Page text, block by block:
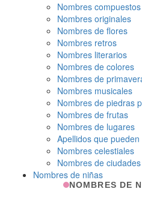
Nombres compuestos
Nombres originales
Nombres de flores
Nombres retros
Nombres literarios
Nombres de colores
Nombres de
Nombres musicales
Nombres de piedras
Nombres de frutas
Nombres de lugares
Apellidos que
Nombres celestiales
Nombres de ciudades
Nombres de niñas
NOMBRES DE